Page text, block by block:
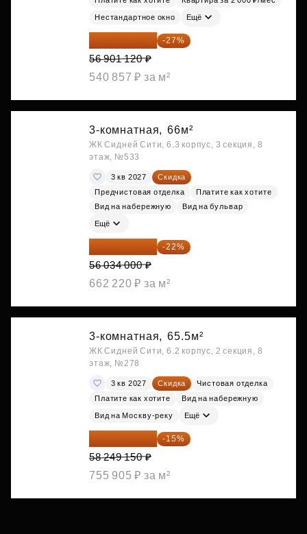
Нестандартное окно Ещё
41 537 818 ₽ -27%
56 901 120 ₽
540 857 ₽ за м²
3-комнатная, 66м²
ЖК Сидней Сити, 6.3 корпус, 3 секция, 8
этаж, №533
3 кв 2027
Скидка
Предчистовая отделка
Платите как хотите
Вид на набережную
Вид на бульвар
Ещё
43 706 520 ₽ -22%
56 034 000 ₽
662 220 ₽ за м²
3-комнатная, 65.5м²
ЖК Сидней Сити, 6.2 корпус, 2 секция, 8
этаж, №278
3 кв 2027 Скидка
Чистовая отделка
Платите как хотите
Вид на набережную
Вид на Москву-реку Ещё
49 511 778 ₽ -15%
58 249 150 ₽
755 905 ₽ за м²